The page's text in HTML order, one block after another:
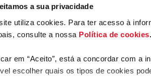
a sua privacidade
utiliza cookies. Para ter acesso à
consulte a nossa Política de cookies.
em “Aceito”, está a concordar com a
escolher quais os tipos de cookies